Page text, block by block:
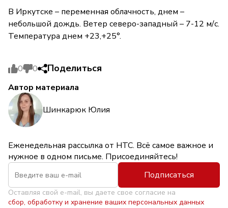
В Иркутске – переменная облачность, днем –
небольшой дождь. Ветер северо-западный – 7-12 м/с.
Температура днем +23,+25°.
0 0 Поделиться
Автор материала
Шинкарюк Юлия
Еженедельная рассылка от НТС. Всё самое важное и
нужное в одном письме. Присоединяйтесь!
Подписаться
Оставляя свой e-mail, вы даете свое согласие на
сбор, обработку и хранение ваших персональных данных